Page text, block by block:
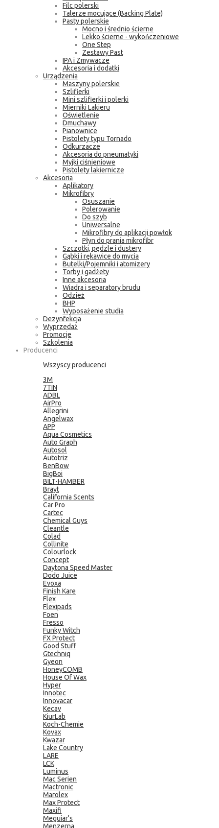
Filc polerski
Talerze mocujące (Backing Plate)
Pasty polerskie
Mocno i średnio ścierne
Lekko ścierne - wykończeniowe
One Step
Zestawy Past
IPA i Zmywacze
Akcesoria i dodatki
Urządzenia
Maszyny polerskie
Szlifierki
Mini szlifierki i polerki
Mierniki Lakieru
Oświetlenie
Dmuchawy
Pianownice
Pistolety typu Tornado
Odkurzacze
Akcesoria do pneumatyki
Myjki ciśnieniowe
Pistolety lakiernicze
Akcesoria
Aplikatory
Mikrofibry
Osuszanie
Polerowanie
Do szyb
Uniwersalne
Mikrofibry do aplikacji powłok
Płyn do prania mikrofibr
Szczotki, pędzle i dustery
Gąbki i rękawice do mycia
Butelki/Pojemniki i atomizery
Torby i gadżety
Inne akcesoria
Wiadra i separatory brudu
Odzież
BHP
Wyposażenie studia
Dezynfekcja
Wyprzedaż
Promocje
Szkolenia
Producenci
Wszyscy producenci
3M
7TIN
ADBL
AirPro
Allegrini
Angelwax
APP
Aqua Cosmetics
Auto Graph
Autosol
Autotriz
BenBow
BigBoi
BILT-HAMBER
Brayt
California Scents
Car Pro
Cartec
Chemical Guys
Cleantle
Colad
Collinite
Colourlock
Concept
Daytona Speed Master
Dodo Juice
Evoxa
Finish Kare
Flex
Flexipads
Foen
Fresso
Funky Witch
FX Protect
Good Stuff
Gtechniq
Gyeon
HoneyCOMB
House Of Wax
Hyper
Innotec
Innovacar
Kecav
KiurLab
Koch-Chemie
Kovax
Kwazar
Lake Country
LARE
LCK
Luminus
Mac Serien
Mactronic
Marolex
Max Protect
Maxifi
Meguiar's
Menzerna